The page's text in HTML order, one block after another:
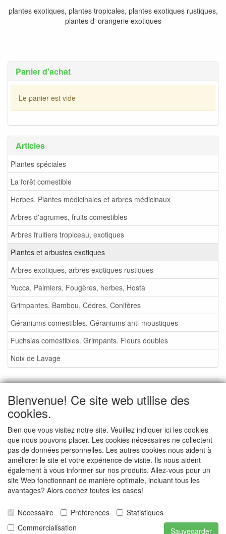
Panier d'achat
Le panier est vide
Articles
Plantes spéciales
La forêt comestible
Herbes. Plantes médicinales et arbres médicinaux
Arbres d'agrumes, fruits comestibles
Arbres fruitiers tropiceau, exotiques
Plantes et arbustes exotiques
Arbres exotiques, arbres exotiques rustiques
Yucca, Palmiers, Fougères, herbes, Hosta
Grimpantes, Bambou, Cédres, Conifères
Géraniums comestibles. Géraniums anti-moustiques
Fuchsias comestibles. Grimpants. Fleurs doubles
Noix de Lavage
Service
Foire aux plantes 2026
Conditions de vente
Commande - info
Contact
Photos de la pépinière
Photos d'événements
plantes exotiques, plantes tropicales, plantes exotiques rustiques,
plantes d' orangerie exotiques
Bienvenue! Ce site web utilise des
cookies.
Bien que vous visitez notre site. Veuillez indiquer ici les cookies
que nous pouvons placer. Les cookies nécessaires ne collectent
pas de données personnelles. Les autres cookies nous aident à
améliorer le site et votre expérience de visite. Ils nous aident
également à vous informer sur nos produits. Allez-vous pour un
site Web fonctionnant de manière optimale, incluant tous les
avantages? Alors cochez toutes les cases!
Nécessaire Préférences
Statistiques
Commercialisation
Sauvegarder